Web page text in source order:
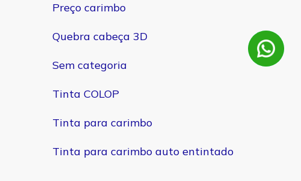
Preço carimbo
Quebra cabeça 3D
Sem categoria
Tinta COLOP
Tinta para carimbo
Tinta para carimbo auto entintado